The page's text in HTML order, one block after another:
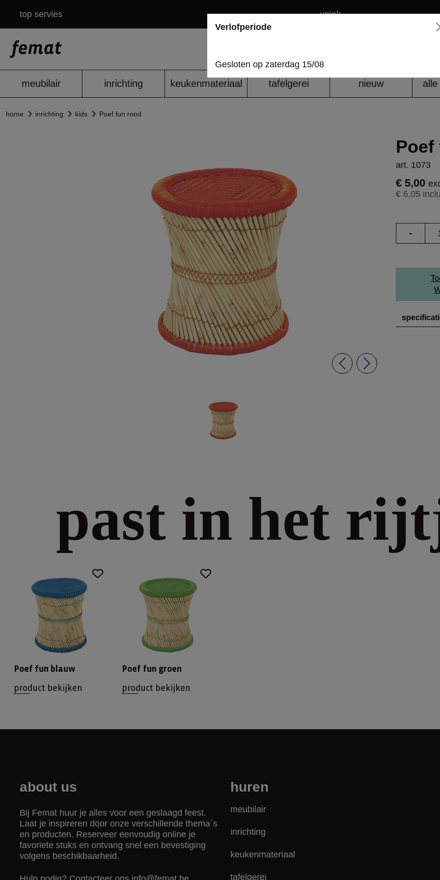
top servies uniek
meubilair inrichting keukenmateriaal tafelgerei nieuw
home inrichting kids Poef fun rood
Previous
Next
art. 1073
€ 5,00
€ 6,05
-
past in het
Poef fun blauw
product bekijken
Poef fun groen
product bekijken
about us
Bij Femat huur je alles voor een geslaagd feest.
Laat je inspireren door onze verschillende thema`s
en producten. Reserveer eenvoudig online je
favoriete stuks en ontvang snel een bevestiging
volgens beschikbaarheid.
huren
meubilair
inrichting
keukenmateriaal
tafelgerei
Verlofperiode
Gesloten op zaterdag 15/08